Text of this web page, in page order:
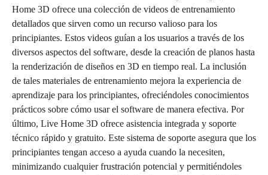
Home 3D ofrece una colección de videos de entrenamiento
detallados que sirven como un recurso valioso para los
principiantes. Estos videos guían a los usuarios a través de los
diversos aspectos del software, desde la creación de planos hasta
la renderización de diseños en 3D en tiempo real. La inclusión
de tales materiales de entrenamiento mejora la experiencia de
aprendizaje para los principiantes, ofreciéndoles conocimientos
prácticos sobre cómo usar el software de manera efectiva. Por
último, Live Home 3D ofrece asistencia integrada y soporte
técnico rápido y gratuito. Este sistema de soporte asegura que los
principiantes tengan acceso a ayuda cuando la necesiten,
minimizando cualquier frustración potencial y permitiéndoles